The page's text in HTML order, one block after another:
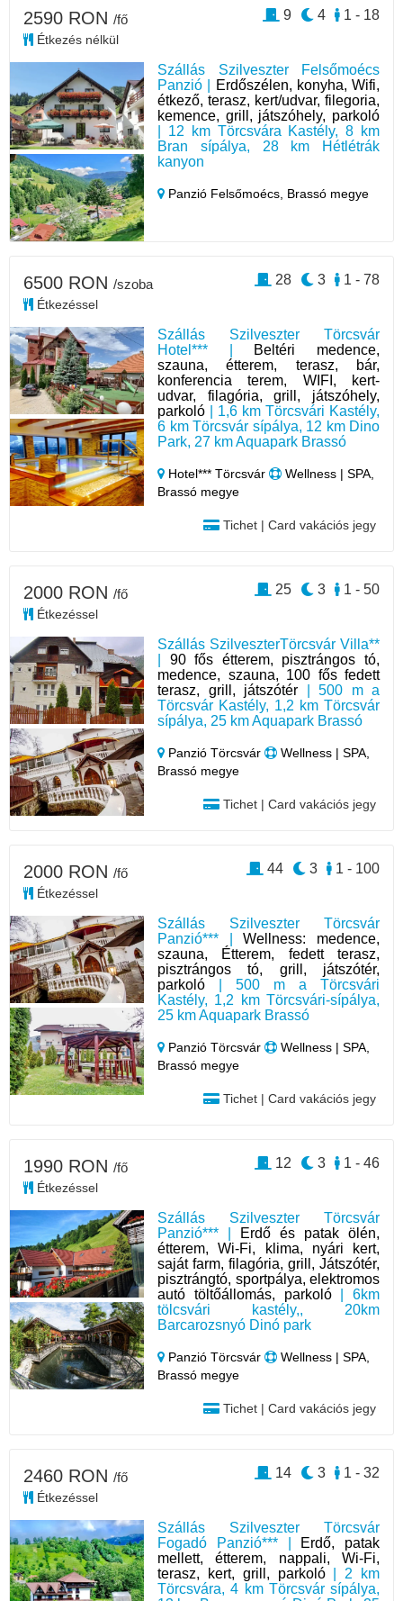
Szállás Szilveszter Felsőmoécs
Panzió |
Erdőszélen, konyha, Wifi,
étkező, terasz, kert/udvar, filegoria,
kemence, grill, játszóhely, parkoló
| 12 km Törcsvára Kastély, 8 km
Bran sípálya, 28 km Hétlétrák
kanyon
Panzió Felsőmoécs, Brassó megye
2590 RON /fő
Étkezés nélkül
1 - 18
4
9
Szállás Szilveszter Törcsvár
Hotel*** | Beltéri medence,
szauna, étterem, terasz, bár,
konferencia terem, WIFI, kert-
udvar, filagória, grill, játszóhely,
parkoló | 1,6 km Törcsvári Kastély,
6 km Törcsvár sípálya, 12 km Dino
Park, 27 km Aquapark Brassó
Hotel*** Törcsvár
Wellness | SPA,
Brassó megye
Tichet | Card vakációs jegy
6500 RON /szoba
Étkezéssel
1 - 78
3
28
Szállás SzilveszterTörcsvár Villa**
90 fős étterem, pisztrángos tó,
medence, szauna, 100 fős fedett
terasz, grill, játszótér | 500 m a
Törcsvár Kastély, 1,2 km Törcsvár
sípálya, 25 km Aquapark Brassó
Panzió Törcsvár
Wellness | SPA,
Brassó megye
Tichet | Card vakációs jegy
2000 RON /fő
Étkezéssel
1 - 50
3
25
Szállás Szilveszter Törcsvár
Panzió*** |Wellness: medence,
szauna, Étterem, fedett terasz,
pisztrángos tó, grill, játszótér,
parkoló | 500 m a Törcsvári
Kastély, 1,2 km Törcsvári-sípálya,
25 km Aquapark Brassó
Panzió Törcsvár
Wellness | SPA,
Brassó megye
Tichet | Card vakációs jegy
2000 RON /fő
Étkezéssel
1 - 100
3
44
Szállás Szilveszter Törcsvár
Panzió*** |
Erdő és patak ölén,
étterem, Wi-Fi, klima, nyári kert,
saját farm, filagória, grill, Játszótér,
pisztrángtó, sportpálya, elektromos
autó töltőállomás, parkoló| 6km
tölcsvári kastély,, 20km
Barcarozsnyó Dinó park
Panzió Törcsvár
Wellness | SPA,
Brassó megye
Tichet | Card vakációs jegy
1990 RON /fő
Étkezéssel
1 - 46
3
12
Szállás Szilveszter Törcsvár
Fogadó Panzió*** |
Erdő, patak
mellett, étterem, nappali, Wi-Fi,
terasz, kert, grill, parkoló| 2 km
Törcsvára, 4 km Törcsvár sípálya,
2460 RON /fő
Étkezéssel
1 - 32
3
14